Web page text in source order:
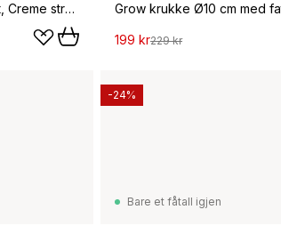
Grow krukke Ø13 cm med fat, Creme structure
199 kr229 kr
Bare et fåtall igjen
-24%